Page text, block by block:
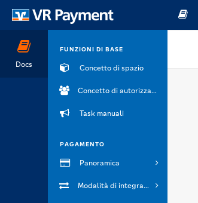
Docs
FUNZIONI DI BASE
Concetto di spazio
Concetto di autorizzazione
Task manuali
PAGAMENTO
Panoramica
Modalità di integrazione